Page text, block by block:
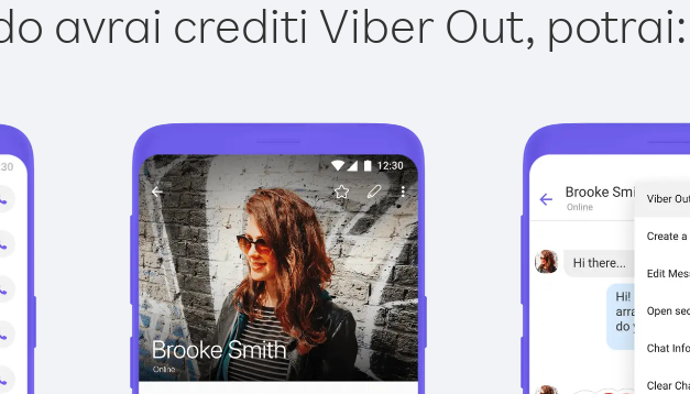
avrai crediti Viber Out, potrai: